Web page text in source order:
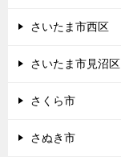
さいたま市西区
さいたま市見沼区
さくら市
さぬき市